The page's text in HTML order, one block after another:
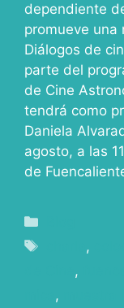
dependiente
promueve una
Diálogos de
parte del
de Cine
tendrá como
Daniela
agosto, a las
de
,
,
,